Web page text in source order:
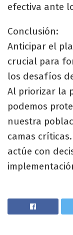
efectiva ante
Conclusión:
Anticipar el
crucial para
los desafíos
Al priorizar la
podemos
nuestra
camas
actúe con